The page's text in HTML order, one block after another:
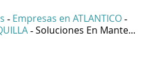
- Empresas en ATLANTICO -
- Soluciones En Mante...